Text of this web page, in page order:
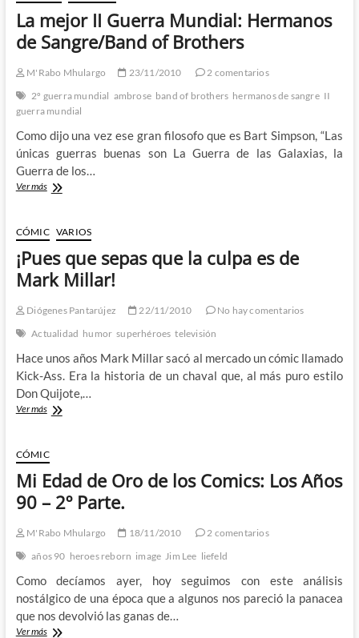
La mejor II Guerra Mundial: Hermanos
de Sangre/Band of Brothers
M'Rabo Mhulargo 23/11/2010
2 comentarios
2º guerra mundial ambrose band of brothers hermanos de sangre II
guerra mundial
Como dijo una vez ese gran filosofo que es Bart Simpson, “Las
únicas guerras buenas son La Guerra de las Galaxias, la
Guerra de los…
Ver másLa
Guerra
Mundial:
Hermanos
de
Sangre/Band
Brothers
CÓMIC VARIOS
¡Pues que sepas que la culpa es de
Mark Millar!
Diógenes Pantarújez 22/11/2010
No hay comentarios
Actualidad humor superhéroes televisión
Hace unos años Mark Millar sacó al mercado un cómic llamado
Kick-Ass. Era la historia de un chaval que, al más puro estilo
Don Quijote,…
Ver más¡Pues
que
la
culpa
de
Millar!
CÓMIC
Mi Edad de Oro de los Comics: Los Años
90 – 2º Parte.
M'Rabo Mhulargo 18/11/2010
2 comentarios
años 90 heroes reborn image Jim Lee liefeld
Como decíamos ayer, hoy seguimos con este análisis
nostálgico de una época que a algunos nos pareció la panacea
que nos devolvió las ganas de…
Ver másMi